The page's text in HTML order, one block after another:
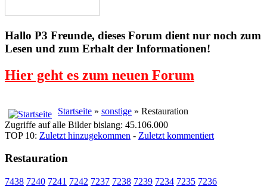
Hallo P3 Freunde, dieses Forum dient nur noch zum
Lesen und zum Erhalt der Informationen!
Hier geht es zum neuen Forum
Startseite » sonstige » Restauration
Zugriffe auf alle Bilder bislang: 45.106.000
TOP 10: Zuletzt hinzugekommen - Zuletzt kommentiert
Restauration
7438 7240 7241 7242 7237 7238 7239 7234 7235 7236